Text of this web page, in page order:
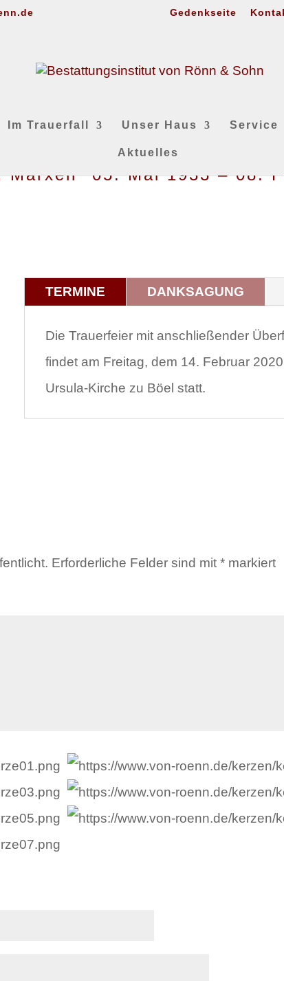
Gedenkseite
Im Trauerfall Unser Haus Service
Aktuelles
Marxen *05. Mai 1933 – 08.
TERMINE DANKSAGUNG
Die Trauerfeier mit anschließender
findet am Freitag, dem 14. Februar
Ursula-Kirche zu Böel statt.
Erforderliche Felder sind mit* markiert